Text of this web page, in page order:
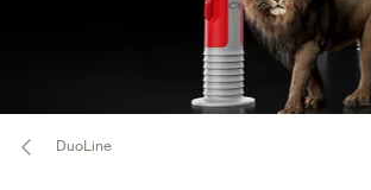
DuoLine